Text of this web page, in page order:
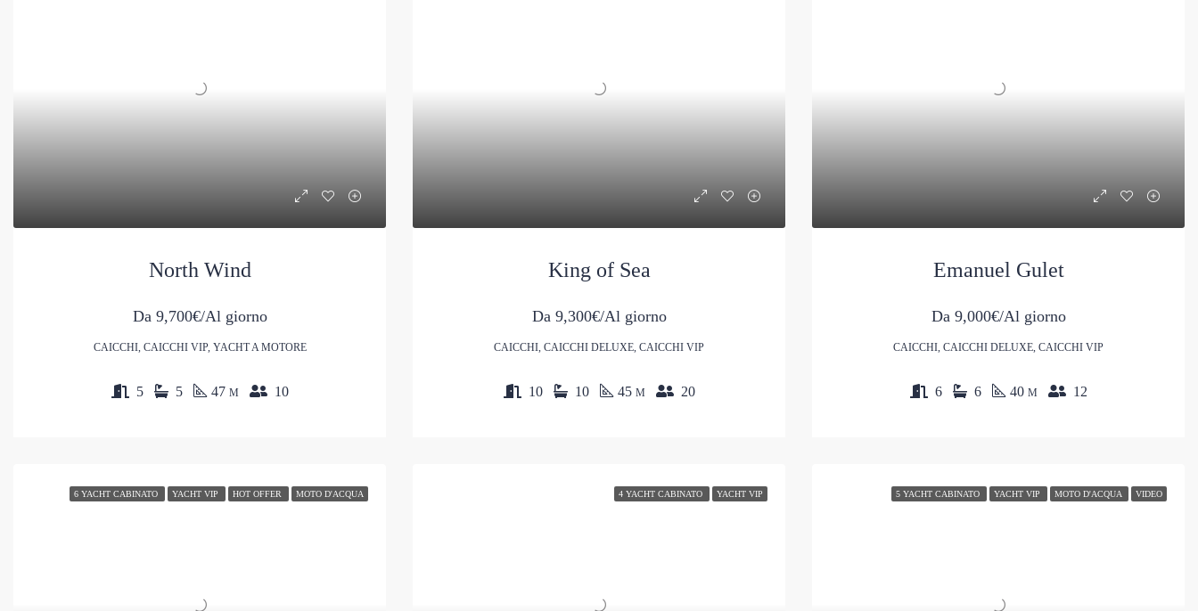
North Wind
Da9,700€/Al giorno
CAICCHI, CAICCHI VIP, YACHT A MOTORE
5 5 47 M 10
King of Sea
Da9,300€/Al giorno
CAICCHI, CAICCHI DELUXE, CAICCHI VIP
10 10 45 M 20
Emanuel Gulet
Da9,000€/Al giorno
CAICCHI, CAICCHI DELUXE, CAICCHI VIP
6 6 40 M 12
6 YACHT CABINATO YACHT VIP HOT OFFER MOTO D'ACQUA 4 YACHT CABINATO YACHT VIP 5 YACHT CABINATO YACHT VIP MOTO D'ACQUA VIDEO